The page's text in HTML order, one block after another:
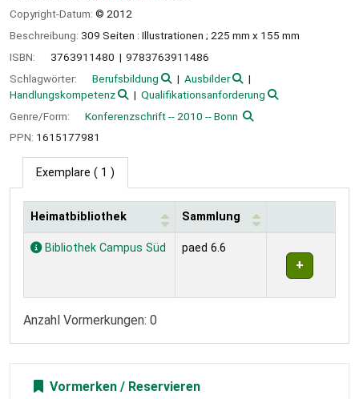
Copyright-Datum: © 2012
Beschreibung: 309 Seiten : Illustrationen ; 225 mm x 155 mm
ISBN:
3763911480
9783763911486
Schlagwörter:
Berufsbildung
Ausbilder
Handlungskompetenz
Qualifikationsanforderung
Genre/Form:
Konferenzschrift -- 2010 -- Bonn
PPN: 1615177981
Exemplare ( 1 )
Exemplare
Heimatbibliothek Sammlung
Bibliothek Campus Süd paed 6.6
Anzahl Vormerkungen: 0
Vormerken